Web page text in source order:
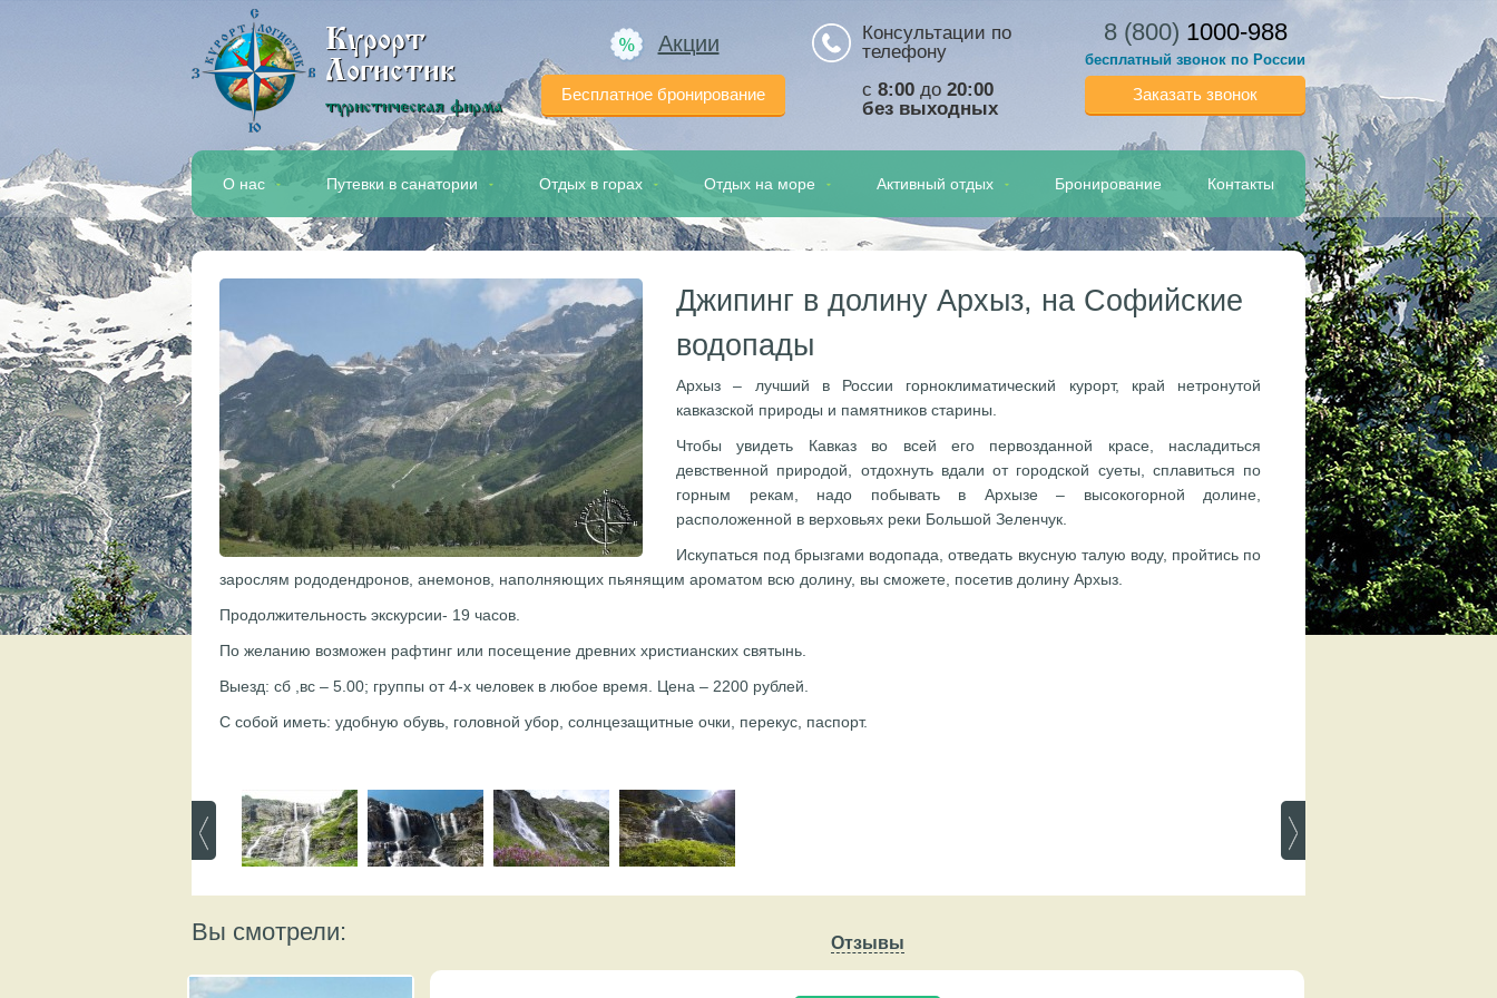
Курорт
Логистик
туристическая фирма
Акции
Бесплатное бронирование
Консультации по
телефону
с 8:00 до 20:00
без выходных
8 (800) 1000-988
бесплатный звонок по России
Заказать звонок
О нас Путевки в санатории Отдых в горах Отдых на море Активный отдых Бронирование Контакты
Джипинг в долину Архыз, на Софийские
водопады
Архыз – лучший в России горноклиматический курорт, край нетронутой
кавказской природы и памятников старины.
Чтобы увидеть Кавказ во всей его первозданной красе, насладиться
девственной природой, отдохнуть вдали от городской суеты, сплавиться по
горным рекам, надо побывать в Архызе – высокогорной долине,
расположенной в верховьях реки Большой Зеленчук.
Искупаться под брызгами водопада, отведать вкусную талую воду, пройтись по
зарослям рододендронов, анемонов, наполняющих пьянящим ароматом всю долину, вы сможете, посетив долину Архыз.
Продолжительность экскурсии- 19 часов.
По желанию возможен рафтинг или посещение древних христианских святынь.
Выезд: сб ,вс – 5.00; группы от 4-х человек в любое время. Цена – 2200 рублей.
С собой иметь: удобную обувь, головной убор, солнцезащитные очки, перекус, паспорт.
Вы смотрели: Отзывы